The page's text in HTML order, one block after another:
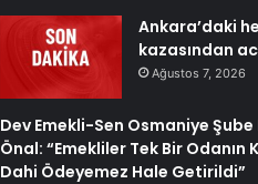
Ankara’daki
kazasından
Ağustos 7, 2026
Dev Emekli-Sen Osmaniye Şube
Önal: “Emekliler Tek Bir Odanın
Dahi Ödeyemez Hale Getirildi”